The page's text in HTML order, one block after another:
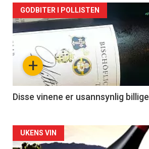
Forsiden
akkurat
nå
3
+
GODBITER I POLLISTEN
Disse vinene er usannsynlig billige
Forsiden
UKENS VIN